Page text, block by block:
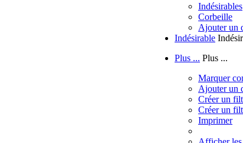
Indésirables
Corbeille
Ajouter un
Indésirable
Plus ... Plus ...
Marquer
Ajouter un
Créer un
Créer un
Imprimer